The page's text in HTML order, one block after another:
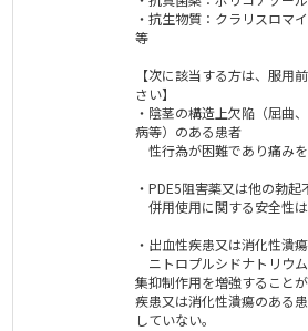
・抗生物質：クラリスロマ
等
【次に該当する方は、服用
さい】
・陰茎の構造上欠陥（屈曲
病等）のある患者
性行為が困難であり痛みを
・PDE5阻害薬又は他の勃
併用使用に関する安全性は
・出血性疾患又は消化性潰
ニトロプルシドナトリウ
集抑制作用を増強すること
疾患又は消化性潰瘍のある
していない。